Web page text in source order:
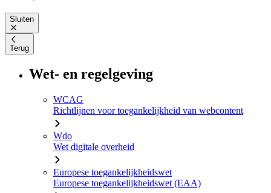
Sluiten
Terug
Wet- en regelgeving
WCAG
Richtlijnen voor toegankelijkheid van webcontent
Wdo
Wet digitale overheid
Europese toegankelijkheidswet
Europese toegankelijkheidswet (EAA)